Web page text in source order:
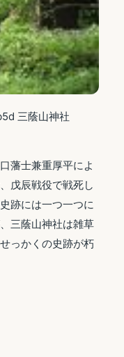
藩士兼重厚平によ
戊辰戦役で戦死し
跡には一つ一つに
三蔭山神社は雑草
っかくの史跡が朽